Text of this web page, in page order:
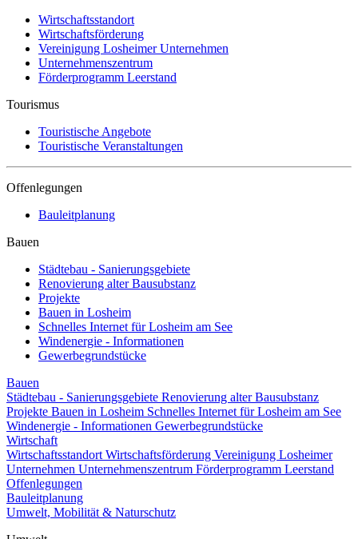
Wirtschaftsstandort
Wirtschaftsförderung
Vereinigung Losheimer Unternehmen
Unternehmenszentrum
Förderprogramm Leerstand
Tourismus
Touristische Angebote
Touristische Veranstaltungen
Offenlegungen
Bauleitplanung
Bauen
Städtebau - Sanierungsgebiete
Renovierung alter Bausubstanz
Projekte
Bauen in Losheim
Schnelles Internet für Losheim am See
Windenergie - Informationen
Gewerbegrundstücke
Bauen
Städtebau - Sanierungsgebiete Renovierung alter Bausubstanz
Projekte Bauen in Losheim Schnelles Internet für Losheim am See
Windenergie - Informationen Gewerbegrundstücke
Wirtschaft
Wirtschaftsstandort Wirtschaftsförderung Vereinigung Losheimer
Unternehmen Unternehmenszentrum Förderprogramm Leerstand
Offenlegungen
Bauleitplanung
Umwelt, Mobilität & Naturschutz